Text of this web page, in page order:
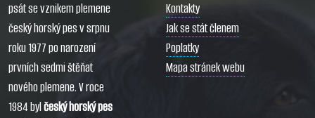
psát se vznikem plemene
český horský pes v srpnu
roku 1977 po narození
prvních sedmi štěňat
nového plemene. V roce
1984 bylčeský horský pes
Kontakty
Jak se stát členem
Poplatky
Mapa stránek webu